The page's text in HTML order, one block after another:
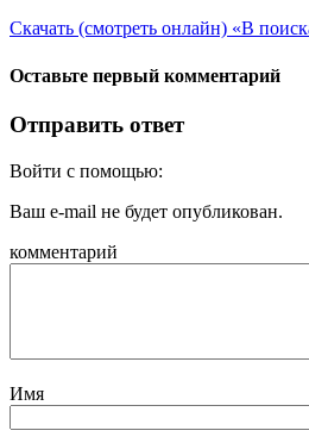
Скачать (смотреть онлайн) «В
Оставьте первый комментарий
Отправить ответ
Войти с помощью:
Ваш e-mail не будет опубликован.
комментарий
Имя